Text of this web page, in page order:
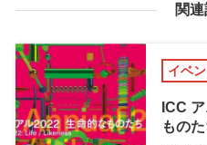
関
イベ
ICC
もの